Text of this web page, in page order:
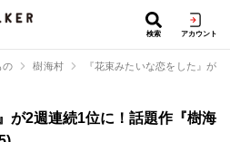
検索 アカウント
の 樹海村 『花束みたいな恋をした』が
が2週連続1位に！話題作『樹海